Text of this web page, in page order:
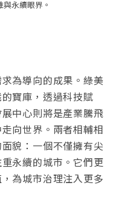
永續眼界。
為導向的成果。綠美
寶庫，透過科技賦
中心則將是產業騰飛
向世界。兩者相輔相
貌：一個不僅擁有尖
永續的城市。它們更
為城市治理注入更多